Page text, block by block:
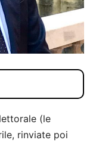
(le
rinviate poi